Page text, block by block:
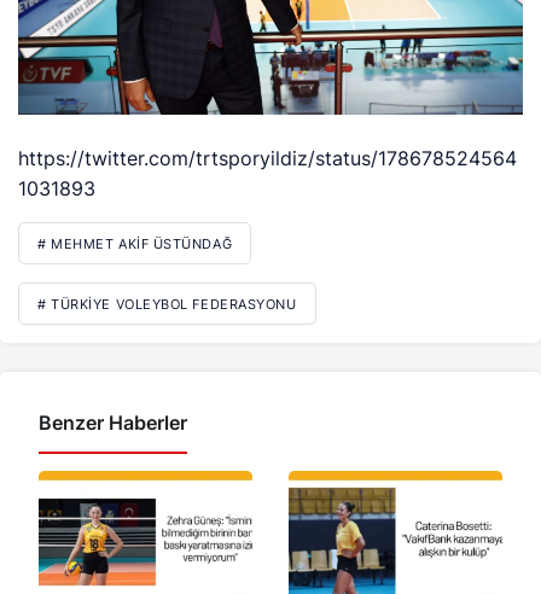
https://twitter.com/trtsporyildiz/status/178678524564
1031893
# MEHMET AKIF ÜSTÜNDAĞ
# TÜRKIYE VOLEYBOL FEDERASYONU
Benzer Haberler